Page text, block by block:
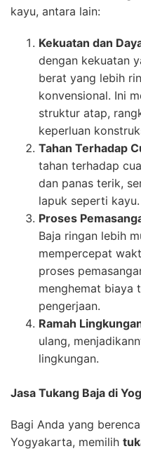
kayu, antara lain:
Kekuatan dan
dengan kekuatan
berat yang lebih
konvensional. Ini
struktur atap,
keperluan
Tahan Terhadap
tahan terhadap
dan panas terik,
lapuk seperti kayu.
Proses
Baja ringan lebih
mempercepat
proses
menghemat biaya
pengerjaan.
Ramah
ulang,
lingkungan.
Jasa Tukang Baja di
Bagi Anda yang
Yogyakarta, memilih